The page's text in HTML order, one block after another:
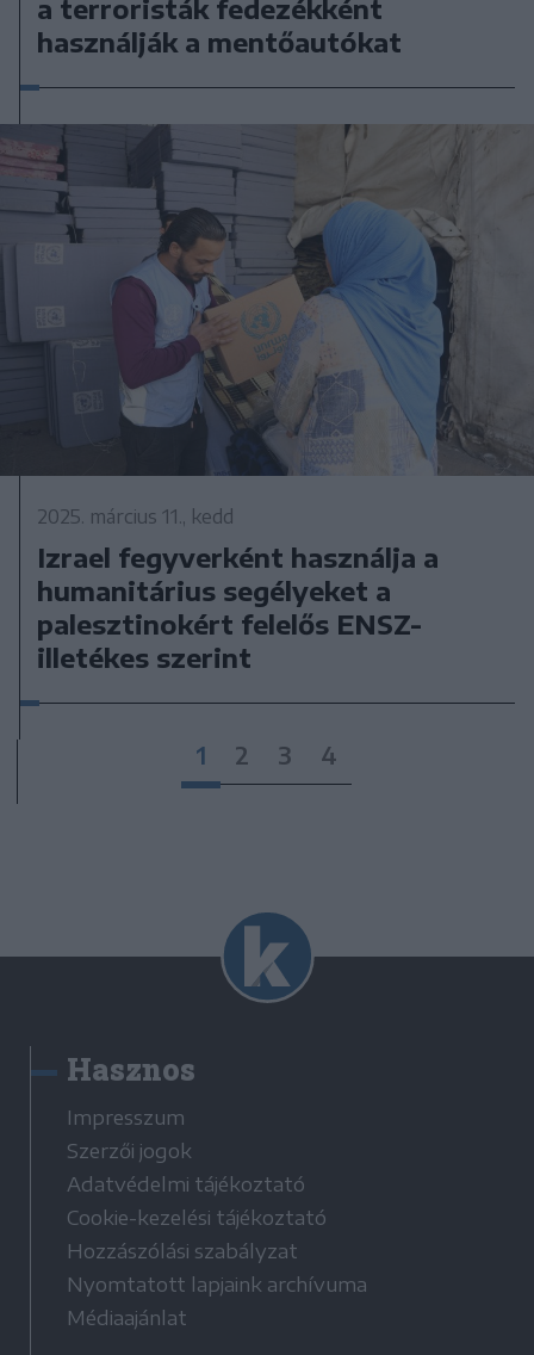
a terroristák fedezékként
használják a mentőautókat
2025. március 11., kedd
Izrael fegyverként használja a
humanitárius segélyeket a
palesztinokért felelős ENSZ-
illetékes szerint
1 2 3 4
Hasznos
Impresszum
Szerzői jogok
Adatvédelmi tájékoztató
Cookie-kezelési tájékoztató
Hozzászólási szabályzat
Nyomtatott lapjaink archívuma
Médiaajánlat